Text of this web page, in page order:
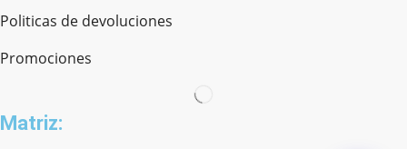
Politicas de devoluciones
Promociones
Matriz: